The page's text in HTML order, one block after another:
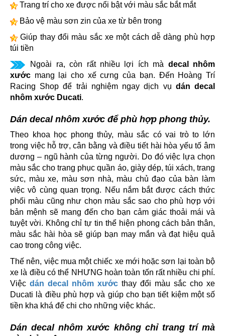
Trang trí cho xe được nổi bật với màu sắc bắt mắt
Bảo vệ màu sơn zin của xe từ bên trong
Giúp thay đổi màu sắc xe một cách dễ dàng phù hợp
túi tiền
Ngoài ra, còn rất nhiều lợi ích mà decal nhôm
xước mang lại cho xế cưng của bạn. Đến Hoàng Trí
Racing Shop để trải nghiệm ngay dịch vụ dán decal
nhôm xước Ducati.
Dán decal nhôm xước để phù hợp phong thủy.
Theo khoa học phong thủy, màu sắc có vai trò to lớn
trong việc hỗ trợ, cân bằng và điều tiết hài hòa yếu tố âm
dương – ngũ hành của từng người. Do đó việc lựa chọn
màu sắc cho trang phục quần áo, giày dép, túi xách, trang
sức, màu xe, màu sơn nhà, màu chủ đạo của bàn làm
việc vô cùng quan trọng. Nếu nắm bắt được cách thức
phối màu cũng như chọn màu sắc sao cho phù hợp với
bản mệnh sẽ mang đến cho bạn cảm giác thoải mái và
tuyệt vời. Không chỉ tự tin thể hiện phong cách bản thân,
màu sắc hài hòa sẽ giúp bạn may mắn và đạt hiệu quả
cao trong công việc.
Thế nên, việc mua một chiếc xe mới hoặc sơn lại toàn bộ
xe là điều có thể NHƯNG hoàn toàn tốn rất nhiều chi phí.
Việc dán decal nhôm xước thay đổi màu sắc cho xe
Ducati là điều phù hợp và giúp cho bạn tiết kiệm một số
tiền kha khá để chi cho những việc khác.
Dán decal nhôm xước không chỉ trang trí mà